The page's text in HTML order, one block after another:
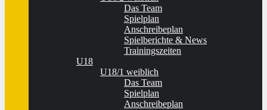
Das Team
Spielplan
Anschreibeplan
Spielberichte & News
Trainingszeiten
U18
U18/1 weiblich
Das Team
Spielplan
Anschreibeplan